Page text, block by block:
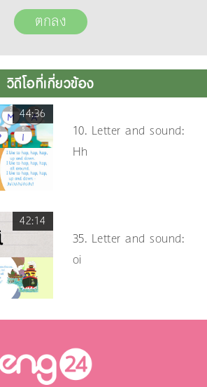
วิดีโอที่เกี่ยวข้อง
44:36
10. Letter and sound:
Hh
42:14
35. Letter and sound:
oi